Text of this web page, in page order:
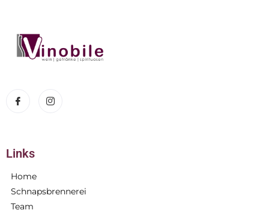
Links
Home
Schnapsbrennerei
Team